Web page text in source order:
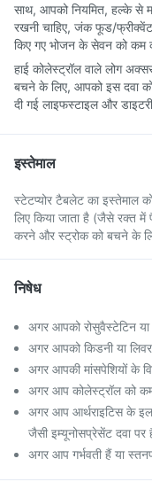
साथ, आपको नियमित, हल्के से
रखनी चाहिए, जंक फूड/
किए गए भोजन के सेवन को कम
हाई कोलेस्ट्रॉल वाले लोग
बचने के लिए, आपको इस दवा को
दी गई लाइफस्टाइल और
इस्तेमाल
स्टेटप्योर टैबलेट का इस्तेमाल
लिए किया जाता है (जैसे रक्त
करने और स्ट्रोक को बचने के
निषेध
अगर आपको रोसुवैस्टेटिन
अगर आपको किडनी या लिवर
अगर आपकी मांसपेशियों के
अगर आप कोलेस्ट्रॉल को
अगर आप आर्थराइटिस के
जैसी इम्यूनोसप्रेसेंट दवा पर
अगर आप गर्भवती हैं या